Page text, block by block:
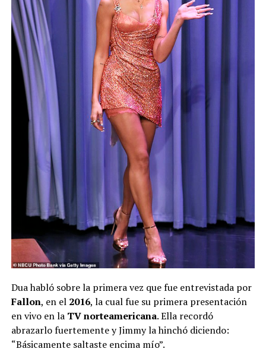
Dua habló sobre la primera vez que fue entrevistada por
Fallon, en el 2016, la cual fue su primera presentación
en vivo en laTV norteamericana. Ella recordó
abrazarlo fuertemente y Jimmy la hinchó diciendo:
“Básicamente saltaste encima mío”.